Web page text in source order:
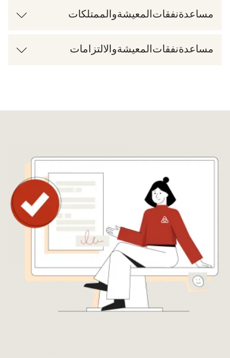
مساعدة نفقات المعيشة والممتلكات
مساعدة نفقات المعيشة والالتزامات